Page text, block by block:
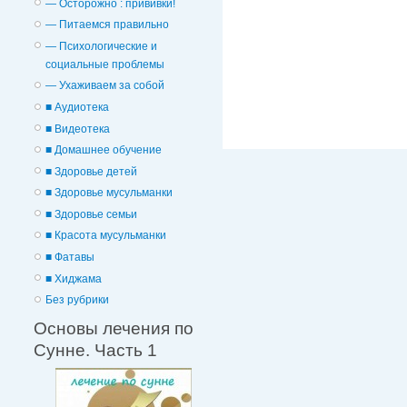
— Осторожно : прививки!
— Питаемся правильно
— Психологические и
cоциальные проблемы
— Ухаживаем за собой
■ Аудиотека
■ Видеотека
■ Домашнее обучение
■ Здоровье детей
■ Здоровье мусульманки
■ Здоровье семьи
■ Красота мусульманки
■ Фатавы
■ Хиджама
Без рубрики
Основы лечения по
Сунне. Часть 1